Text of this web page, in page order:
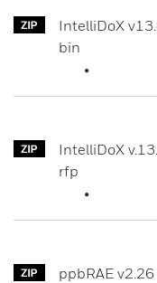
IntelliDoX
bin
IntelliDoX
rfp
ppbRAE v2.26